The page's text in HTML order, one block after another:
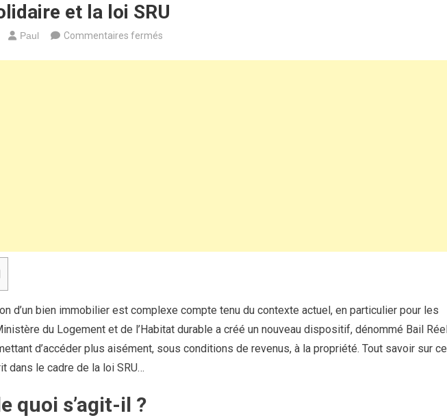
et la loi SRU
Paul Commentaires ferméssur
d’un bien immobilier est complexe compte tenu du contexte actuel, en particulier pour les
du Logement et de l’Habitat durable a créé un nouveau dispositif, dénommé Bail Réel
d’accéder plus aisément, sous conditions de revenus, à la propriété. Tout savoir sur ce
dans le cadre de la loi SRU…
quoi s’agit-il ?